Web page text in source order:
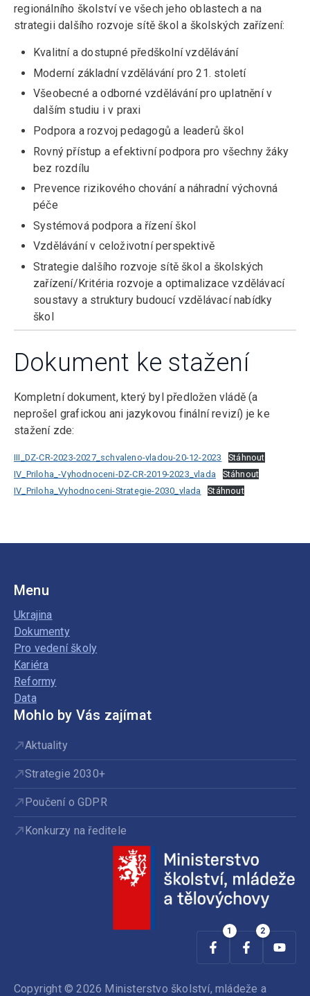
regionálního školství ve všech jeho oblastech a na
strategii dalšího rozvoje sítě škol a školských zařízení:
Kvalitní a dostupné předškolní vzdělávání
Moderní základní vzdělávání pro 21. století
Všeobecné a odborné vzdělávání pro uplatnění v
dalším studiu i v praxi
Podpora a rozvoj pedagogů a leaderů škol
Rovný přístup a efektivní podpora pro všechny žáky
bez rozdílu
Prevence rizikového chování a náhradní výchovná
péče
Systémová podpora a řízení škol
Vzdělávání v celoživotní perspektivě
Strategie dalšího rozvoje sítě škol a školských
zařízení/Kritéria rozvoje a optimalizace vzdělávací
soustavy a struktury budoucí vzdělávací nabídky
škol
Dokument ke stažení
Kompletní dokument, který byl předložen vládě (a
neprošel grafickou ani jazykovou finální revizí) je ke
stažení zde:
III_DZ-CR-2023-2027_schvaleno-vladou-20-12-2023
Stáhnout
IV_Priloha_-Vyhodnoceni-DZ-CR-2019-2023_vlada
Stáhnout
IV_Priloha_Vyhodnoceni-Strategie-2030_vlada
Stáhnout
Menu
Ukrajina
Dokumenty
Pro vedení školy
Kariéra
Reformy
Data
Mohlo by Vás zajímat
Aktuality
Strategie 2030+
Poučení o GDPR
Konkurzy na ředitele
Copyright © 2026 Ministerstvo školství, mládeže a